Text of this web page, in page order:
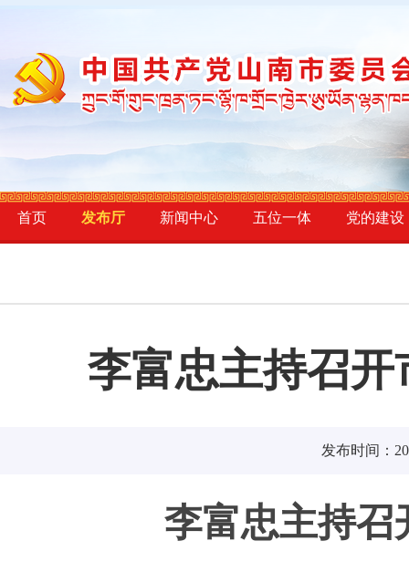
首页 发布厅 新闻中心 五位一体 党的建设
李富忠主持召
发布时间：
李富忠主持召